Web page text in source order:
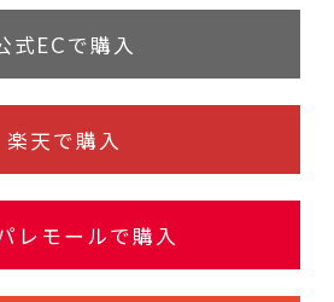
式ECで購入
楽天で購入
レモールで購入